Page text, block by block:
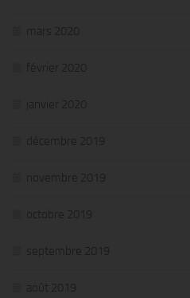
mars 2020
février 2020
janvier 2020
décembre 2019
novembre 2019
octobre 2019
septembre 2019
août 2019